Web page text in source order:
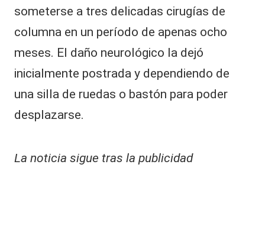
someterse a tres delicadas cirugías de
columna en un período de apenas ocho
meses. El daño neurológico la dejó
inicialmente postrada y dependiendo de
una silla de ruedas o bastón para poder
desplazarse.
La noticia sigue tras la publicidad